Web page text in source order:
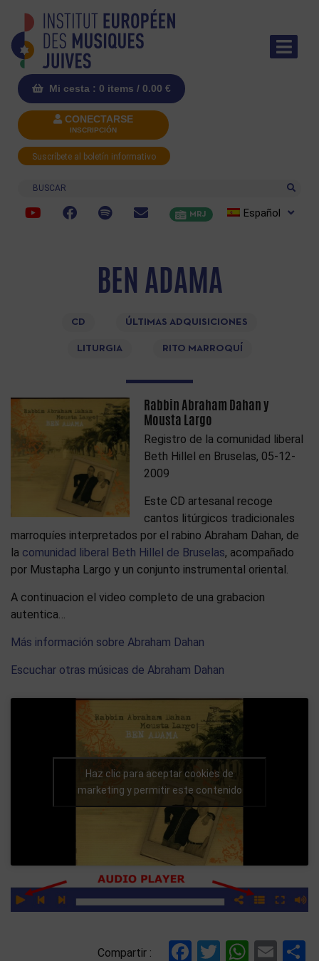
Mi cesta : 0 items / 0.00 €
CONECTARSE
INSCRIPCIÓN
Suscríbete al boletín informativo
Buscar
MRJ Español
BEN ADAMA
CD ÚLTIMAS ADQUISICIONES
LITURGIA RITO MARROQUÍ
Rabbin Abraham Dahan y
Mousta Largo
Registro de la comunidad liberal
Beth Hillel en Bruselas, 05-12-
2009
Este CD artesanal recoge
cantos litúrgicos tradicionales
marroquíes interpretados por el rabino Abraham Dahan, de
la comunidad liberal Beth Hillel de Bruselas, acompañado
por Mustapha Largo y un conjunto instrumental oriental.
A continuacion el video completo de una grabacion
autentica…
Más información sobre Abraham Dahan
Escuchar otras músicas de Abraham Dahan
Haz clic para aceptar cookies de
marketing y permitir este contenido
Compartir : Facebook
Twitter